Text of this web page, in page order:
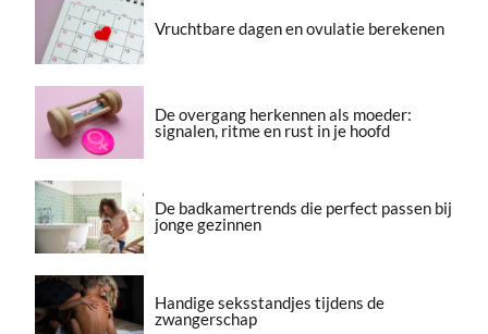
Vruchtbare dagen en ovulatie berekenen
De overgang herkennen als moeder:
signalen, ritme en rust in je hoofd
De badkamertrends die perfect passen bij
jonge gezinnen
Handige seksstandjes tijdens de
zwangerschap